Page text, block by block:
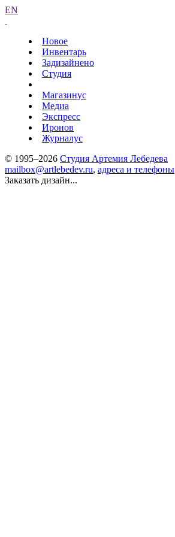
EN
Новое
Инвентарь
Задизайнено
Студия
Магазинус
Медиа
Экспресс
Иронов
Журналус
© 1995–2026 Студия Артемия Лебедева
mailbox@artlebedev.ru, адреса и телефоны
Заказать дизайн...